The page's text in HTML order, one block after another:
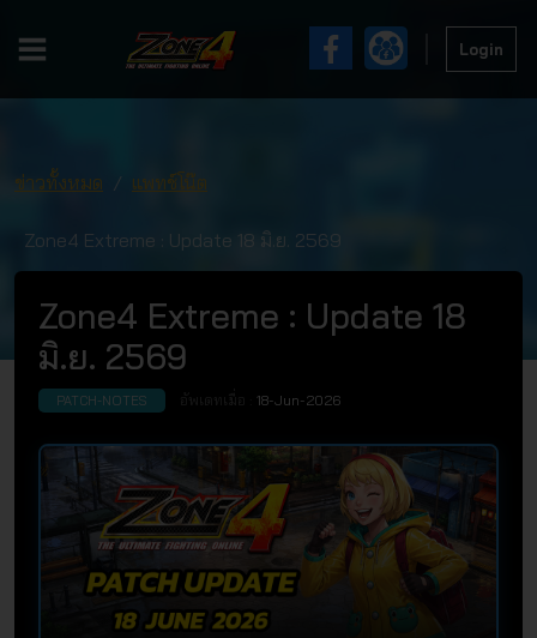
Login
ข่าวทั้งหมด แพทช์โน๊ต
Zone4 Extreme : Update 18 มิ.ย. 2569
Zone4 Extreme : Update 18
มิ.ย. 2569
PATCH-NOTES 18-Jun-2026